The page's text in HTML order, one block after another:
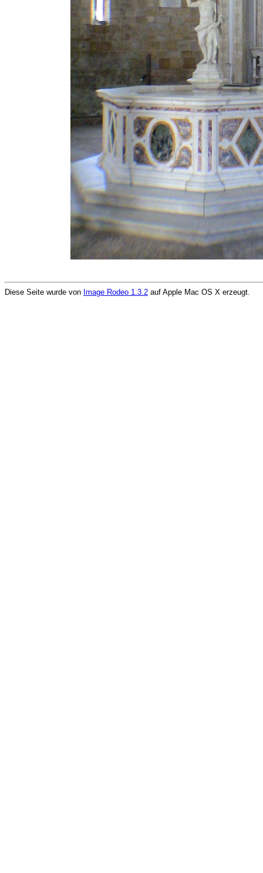
Diese Seite wurde von Image Rodeo 1.3.2 auf Apple Mac OS X erzeugt.